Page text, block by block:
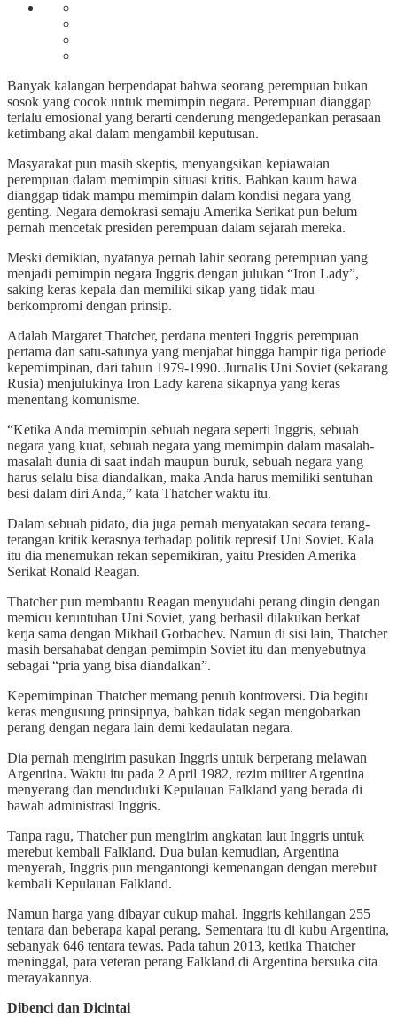
Banyak kalangan berpendapat bahwa seorang perempuan bukan
sosok yang cocok untuk memimpin negara. Perempuan dianggap
terlalu emosional yang berarti cenderung mengedepankan perasaan
ketimbang akal dalam mengambil keputusan.
Masyarakat pun masih skeptis, menyangsikan kepiawaian
perempuan dalam memimpin situasi kritis. Bahkan kaum hawa
dianggap tidak mampu memimpin dalam kondisi negara yang
genting. Negara demokrasi semaju Amerika Serikat pun belum
pernah mencetak presiden perempuan dalam sejarah mereka.
Meski demikian, nyatanya pernah lahir seorang perempuan yang
menjadi pemimpin negara Inggris dengan julukan “Iron Lady”,
saking keras kepala dan memiliki sikap yang tidak mau
berkompromi dengan prinsip.
Adalah Margaret Thatcher, perdana menteri Inggris perempuan
pertama dan satu-satunya yang menjabat hingga hampir tiga periode
kepemimpinan, dari tahun 1979-1990. Jurnalis Uni Soviet (sekarang
Rusia) menjulukinya Iron Lady karena sikapnya yang keras
menentang komunisme.
“Ketika Anda memimpin sebuah negara seperti Inggris, sebuah
negara yang kuat, sebuah negara yang memimpin dalam masalah-
masalah dunia di saat indah maupun buruk, sebuah negara yang
harus selalu bisa diandalkan, maka Anda harus memiliki sentuhan
besi dalam diri Anda,” kata Thatcher waktu itu.
Dalam sebuah pidato, dia juga pernah menyatakan secara terang-
terangan kritik kerasnya terhadap politik represif Uni Soviet. Kala
itu dia menemukan rekan sepemikiran, yaitu Presiden Amerika
Serikat Ronald Reagan.
Thatcher pun membantu Reagan menyudahi perang dingin dengan
memicu keruntuhan Uni Soviet, yang berhasil dilakukan berkat
kerja sama dengan Mikhail Gorbachev. Namun di sisi lain, Thatcher
masih bersahabat dengan pemimpin Soviet itu dan menyebutnya
sebagai “pria yang bisa diandalkan”.
Kepemimpinan Thatcher memang penuh kontroversi. Dia begitu
keras mengusung prinsipnya, bahkan tidak segan mengobarkan
perang dengan negara lain demi kedaulatan negara.
Dia pernah mengirim pasukan Inggris untuk berperang melawan
Argentina. Waktu itu pada 2 April 1982, rezim militer Argentina
menyerang dan menduduki Kepulauan Falkland yang berada di
bawah administrasi Inggris.
Tanpa ragu, Thatcher pun mengirim angkatan laut Inggris untuk
merebut kembali Falkland. Dua bulan kemudian, Argentina
menyerah, Inggris pun mengantongi kemenangan dengan merebut
kembali Kepulauan Falkland.
Namun harga yang dibayar cukup mahal. Inggris kehilangan 255
tentara dan beberapa kapal perang. Sementara itu di kubu Argentina,
sebanyak 646 tentara tewas. Pada tahun 2013, ketika Thatcher
meninggal, para veteran perang Falkland di Argentina bersuka cita
merayakannya.
Dibenci dan Dicintai